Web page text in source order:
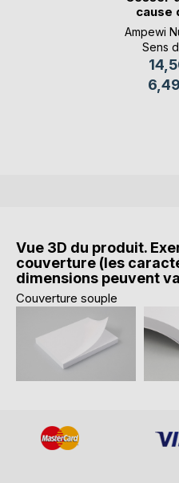
cause
Ampewi
Sens
Vue 3D du produit.
couverture (les
dimensions peuvent
Couverture souple